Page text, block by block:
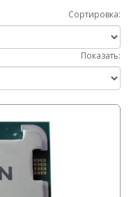
Сортировка:
Показать: